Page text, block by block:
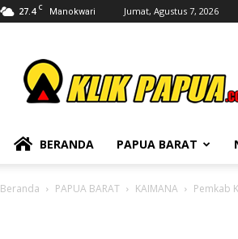
27.4 C Manokwari Jumat, Agustus 7, 2026
BERANDA PAPUA BARAT
Beranda PAPUA BARAT KAIMANA Pemkab